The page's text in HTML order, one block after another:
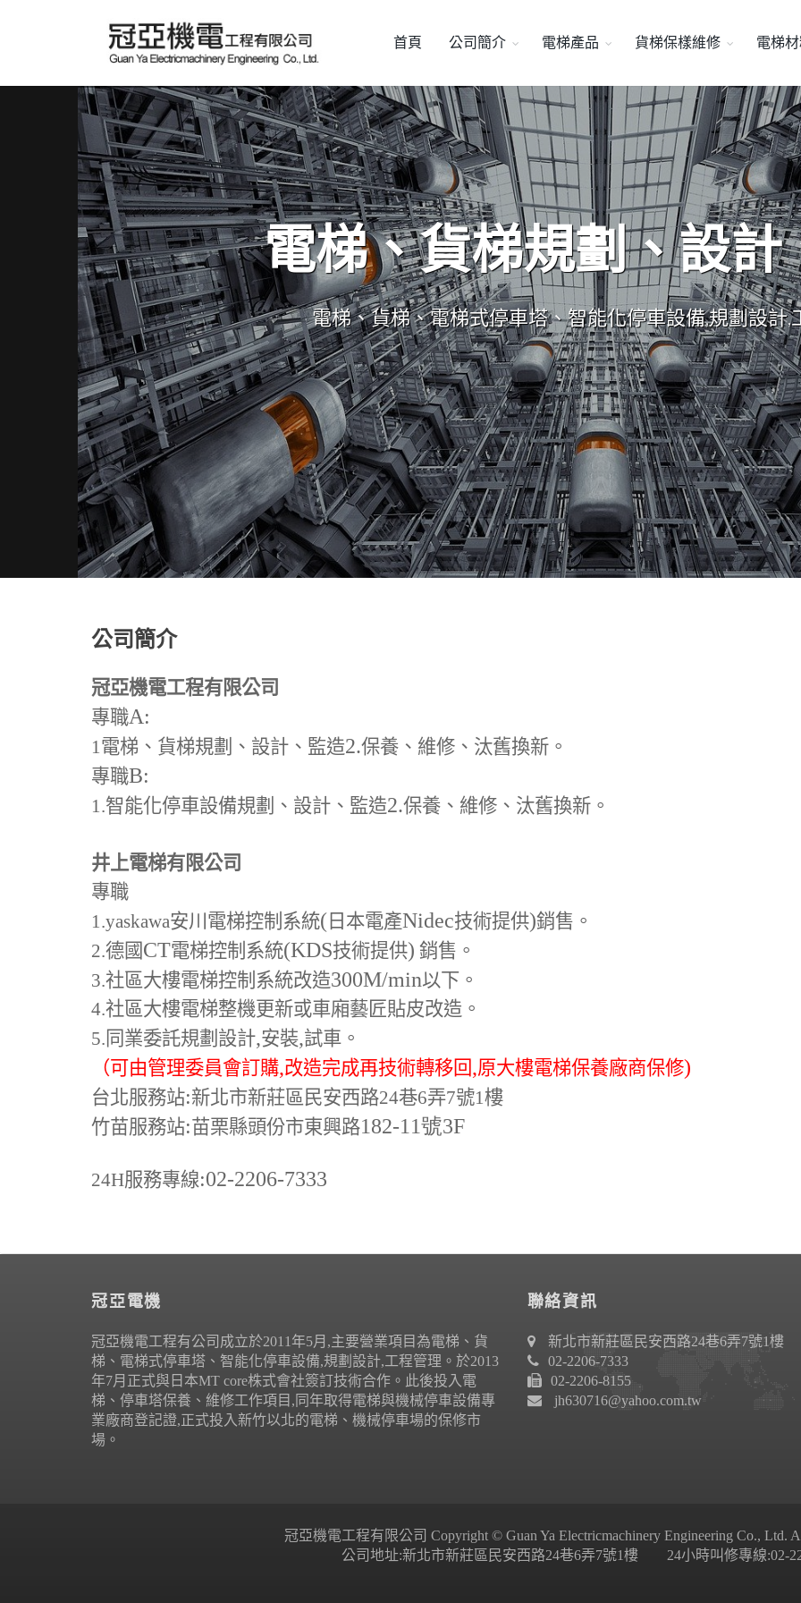
首頁 公司簡介 電梯產品 貨梯保樣維修 電梯
電梯、貨梯規劃、設計
電梯、貨梯、電梯式停車塔、智能化停車設備,規劃設計,
公司簡介
冠亞機電工程有限公司
專職A:
1電梯、貨梯規劃、設計、監造2.保養、維修、汰舊換新。
專職B:
1.智能化停車設備規劃、設計、監造2.保養、維修、汰舊換新。
井上電梯有限公司
專職
1.yaskawa安川電梯控制系統( 日本電產Nidec技術提供)銷售。
2.德國 CT電梯控制系統(KDS技術提供) 銷售。
3.社區大樓電梯控制系統改造300M/min以下。
4.社區大樓電梯整機更新或車廂藝匠貼皮改造。
5. 同業委託規劃設計,安裝,試車。
（可由管理委員會訂購,改造完成再技術轉移回,原大樓電梯保養廠商保修)
台北服務站:新北市新莊區民安西路24巷6弄7號1樓
竹苗服務站:苗栗縣頭份市東興路182-11號3F
24H服務專線:02-2206-7333
冠亞電機
冠亞機電工程有公司成立於2011年5月,主要營業項目為電梯、貨
梯、電梯式停車塔、智能化停車設備,規劃設計,工程管理。於2013
年7月正式與日本MT core株式會社簽訂技術合作。此後投入電
梯、停車塔保養、維修工作項目,同年取得電梯與機械停車設備專
業廠商登記證,正式投入新竹以北的電梯、機械停車場的保修市
場。
聯絡資訊
新北市新莊區民安西路24巷6弄7號1樓
02-2206-7333
02-2206-8155
jh630716@yahoo.com.tw
冠亞機電工程有限公司 Copyright © Guan Ya Electricmachinery Engineering Co., Ltd.
公司地址:新北市新莊區民安西路24巷6弄7號1樓 24小時叫修專線:02-